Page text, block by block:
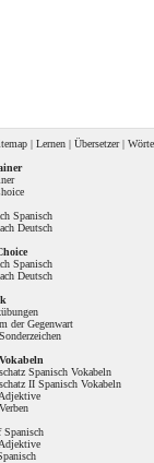
| Lernen | Übersetzer|
Spanisch
Deutsch
Spanisch
Deutsch
der Gegenwart
Spanisch Vokabeln
II Spanisch Vokabeln
Spanisch